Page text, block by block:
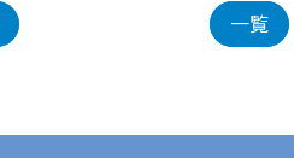
一覧